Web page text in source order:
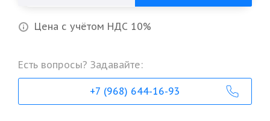
Цена с учётом НДС 10%
Есть вопросы? Задавайте:
+7 (968) 644-16-93